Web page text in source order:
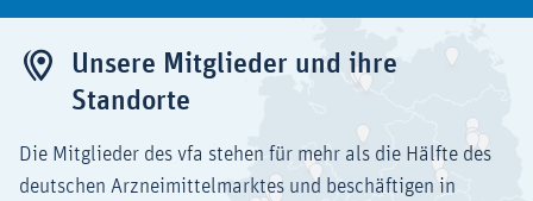
Unsere Mitglieder und ihre
Standorte
Die Mitglieder des vfa stehen für mehr als die Hälfte des
deutschen Arzneimittelmarktes und beschäftigen in